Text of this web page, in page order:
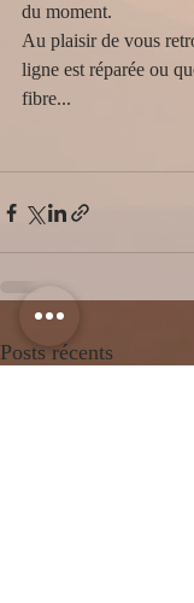
du moment.
Au plaisir de vous
ligne est réparée ou
fibre...
Posts récents